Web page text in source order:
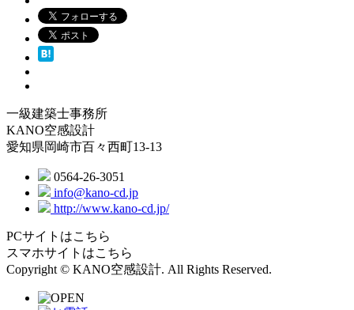
一級建築士事務所
KANO空感設計
愛知県岡崎市百々西町13-13
0564-26-3051
info@kano-cd.jp
http://www.kano-cd.jp/
PCサイトはこちら
スマホサイトはこちら
Copyright © KANO空感設計. All Rights Reserved.